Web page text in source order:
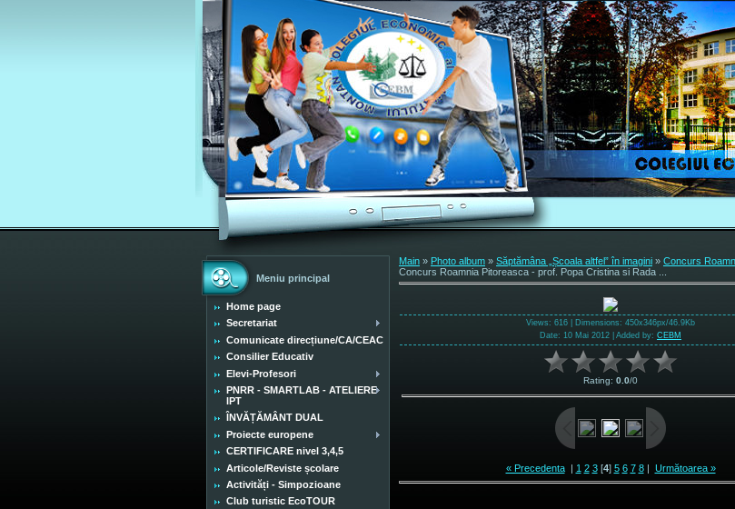
Meniu principal
Home page
Secretariat
Comunicate direcțiune/CA/CEAC
Consilier Educativ
Elevi-Profesori
PNRR - SMARTLAB - ATELIERE
IPT
ÎNVĂȚĂMÂNT DUAL
Proiecte europene
CERTIFICARE nivel 3,4,5
Articole/Reviste școlare
Activități - Simpozioane
Club turistic EcoTOUR
Main » Photo album » Săptămâna „Școala altfel” în imagini » Concurs
Concurs Roamnia Pitoreasca - prof. Popa Cristina si Rada ...
Views: 616 | Dimensions: 450x346px/46.9Kb
Date: 10 Mai 2012 | Added by: CEBM
Rating: 0.0/0
« Precedenta| 1 2 3[4] 5 6 7 8| Următoarea »